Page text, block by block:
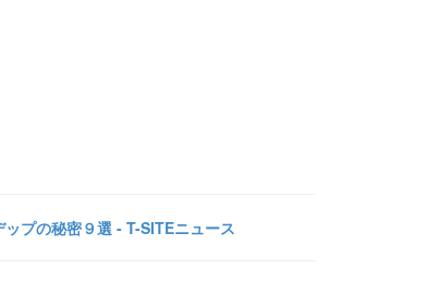
プの秘密９選 - T-SITEニュース